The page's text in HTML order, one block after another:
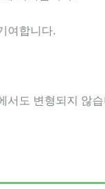
여합니다.
서도 변형되지 않